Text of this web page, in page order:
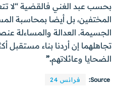
بحسب عبد الغني فالقضية “لا
المختفين، بل أيضا بمحاسبة
الجسيمة. العدالة والمساءلة
تجاهلهما إن أردنا بناء مستقبل
الضحايا وعائلاتهم.”
Source: فرانس 24